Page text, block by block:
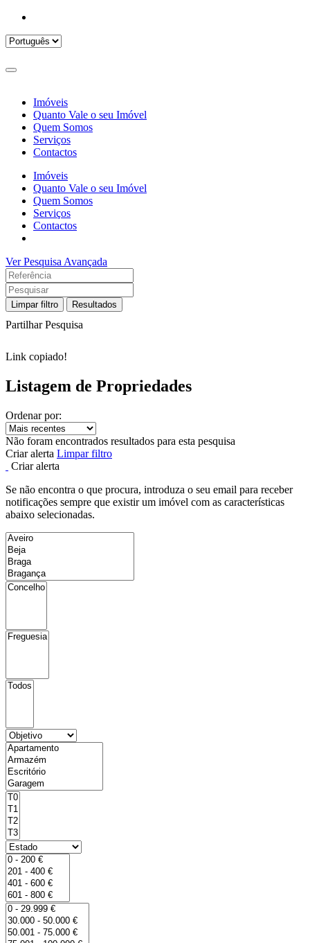
Imóveis
Quanto Vale o seu Imóvel
Quem Somos
Serviços
Contactos
Imóveis
Quanto Vale o seu Imóvel
Quem Somos
Serviços
Contactos
Ver Pesquisa Avançada
Limpar filtro Resultados
Partilhar Pesquisa
Link copiado!
Listagem de Propriedades
Ordenar por:
Não foram encontrados resultados para esta pesquisa
Criar alerta Limpar filtro
Criar alerta
Se não encontra o que procura, introduza o seu email para receber
notificações sempre que existir um imóvel com as características
abaixo selecionadas.